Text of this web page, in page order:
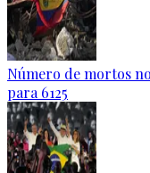
Número de mortos
para 6125